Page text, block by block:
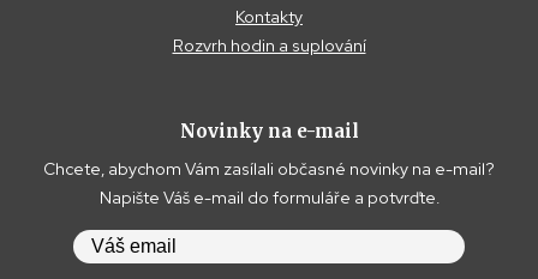
Kontakty
Rozvrh hodin a suplování
Novinky na e-mail
Chcete, abychom Vám zasílali občasné novinky na e-mail?
Napište Váš e-mail do formuláře a potvrďte.